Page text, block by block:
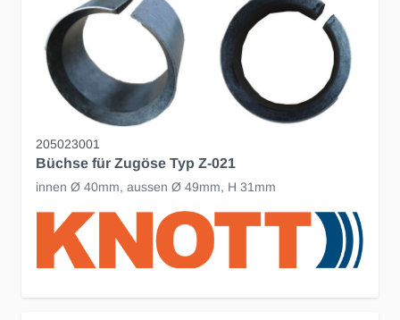
205023001
Büchse für Zugöse Typ Z-021
innen Ø 40mm, aussen Ø 49mm, H 31mm